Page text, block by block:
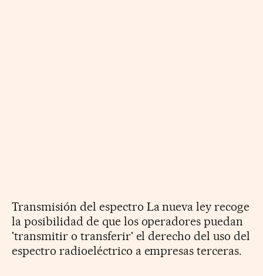
Transmisión del espectro La nueva ley recoge
la posibilidad de que los operadores puedan
'transmitir o transferir' el derecho del uso del
espectro radioeléctrico a empresas terceras.